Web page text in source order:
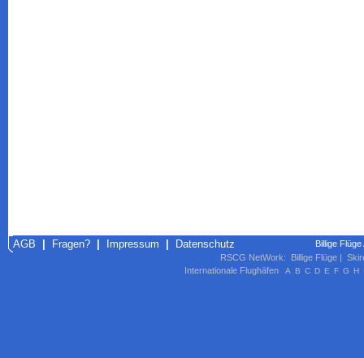
AGB Fragen? Impressum Datenschutz
Billige
RSCG NetWork: Billige Flüge |
Internationale Flughäfen
A B C D E F G H